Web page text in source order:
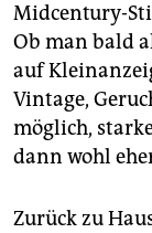
Midcentury-
Ob man bald
auf
Vintage,
möglich,
dann wohl
Zurück zu